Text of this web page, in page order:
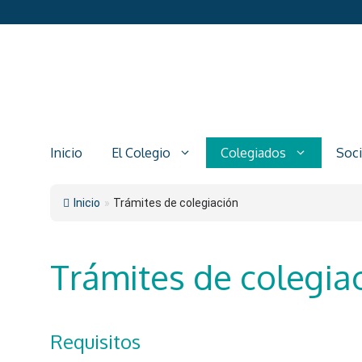
al
Inicio El Colegio Colegiados
Inicio » Trámites de colegiación
Trámites de
Requisitos